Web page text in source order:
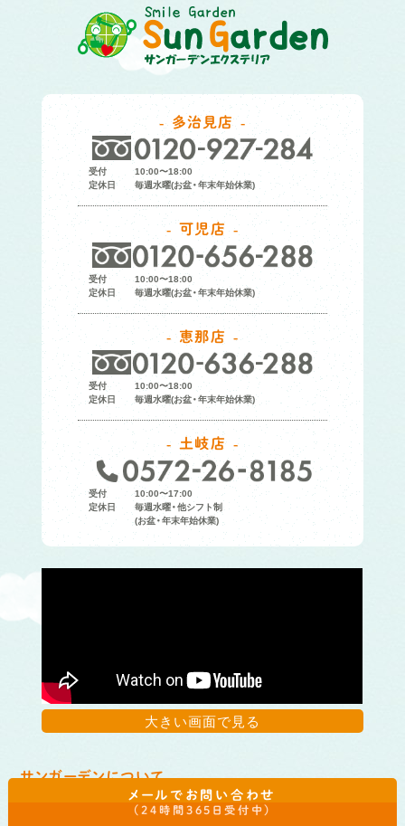
メールでお問い合わせ
（24時間365日受付中）
多治見店
受付
10:00〜18:00
定休日
毎週水曜(お盆・年末年始休業)
可児店
受付
10:00〜18:00
定休日
毎週水曜(お盆・年末年始休業)
恵那店
受付
10:00〜18:00
定休日
毎週水曜(お盆・年末年始休業)
土岐店
受付
10:00〜17:00
定休日
毎週水曜・他シフト制
(お盆・年末年始休業)
大きい画面で見る
サンガーデンについて